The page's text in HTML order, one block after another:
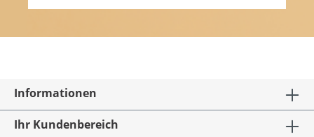
Informationen
Ihr Kundenbereich